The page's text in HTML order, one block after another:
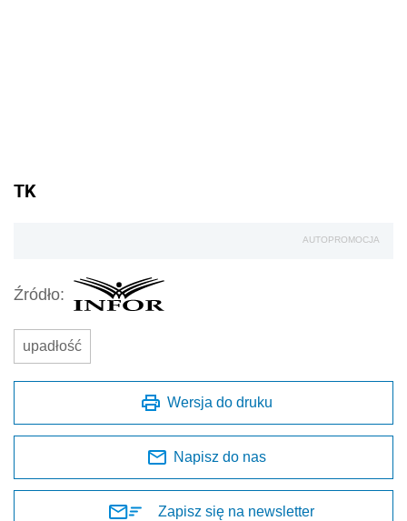
TK
AUTOPROMOCJA
Źródło:
upadłość
Wersja do druku
Napisz do nas
Zapisz się na newsletter